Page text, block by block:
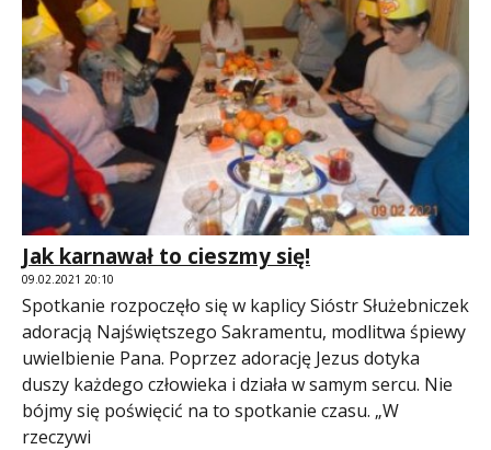
Jak karnawał to cieszmy się!
09.02.2021 20:10
Spotkanie rozpoczęło się w kaplicy Sióstr Służebniczek
adoracją Najświętszego Sakramentu, modlitwa śpiewy
uwielbienie Pana. Poprzez adorację Jezus dotyka
duszy każdego człowieka i działa w samym sercu. Nie
bójmy się poświęcić na to spotkanie czasu. „W
rzeczywi